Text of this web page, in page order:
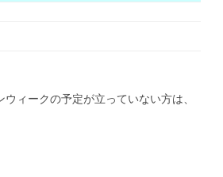
ィークの予定が立っていない方は、